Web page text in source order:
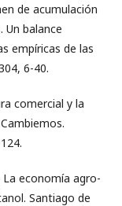
de acumulación
Un balance
empíricas de las
6-40.
comercial y la
La economía agro-
Santiago de